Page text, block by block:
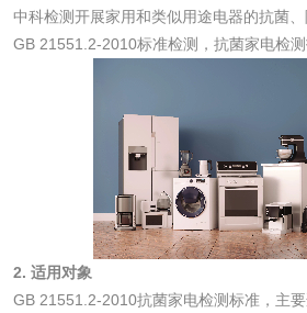
中科检测开展家用和类似用途电器的抗菌
GB 21551.2-2010标准检测，抗菌家电检测
2. 适用对象
GB 21551.2-2010抗菌家电检测标准，主
防霉检测
微生物检测
化妆品